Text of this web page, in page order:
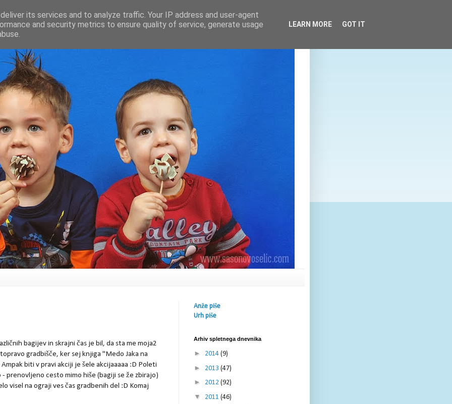
bagijev in skrajni čas je bil, da sta me moja2
gradbišče, ker sej knjiga "Medo Jaka na
biti v pravi akciji je šele akcijaaaaa :D Poleti
prenovljeno cesto mimo hiše (bagiji se že zbirajo)
visel na ograji ves čas gradbenih del :D Komaj
Anže piše
Urh piše
Arhiv spletnega dnevnika
► 2014 (9)
► 2013 (47)
► 2012 (92)
▼ 2011 (46)
its services and to analyze traffic. Your IP address and user-agent
and security metrics to ensure quality of service, generate usage
LEARN MORE GOT IT